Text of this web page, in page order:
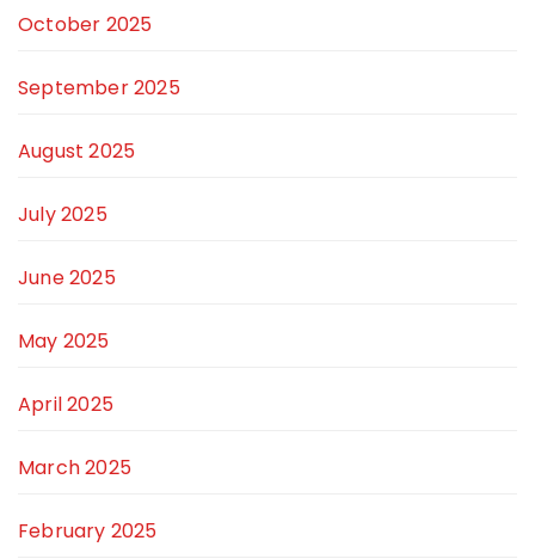
October 2025
September 2025
August 2025
July 2025
June 2025
May 2025
April 2025
March 2025
February 2025